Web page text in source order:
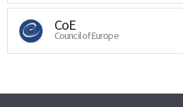
CoE
Council of Europe